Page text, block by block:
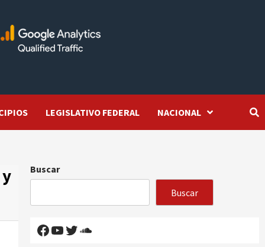
LEGISLATIVO FEDERAL NACIONAL
Buscar
Buscar
Facebook
YouTube
Twitter
SoundCloud